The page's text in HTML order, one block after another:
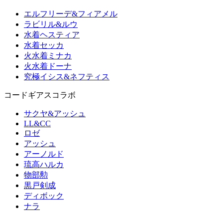
エルフリーデ&フィアメル
ラビリル&ルウ
水着ヘスティア
水着セッカ
火水着ミナカ
火水着ドーナ
究極イシス&ネフティス
コードギアスコラボ
サクヤ&アッシュ
LL&CC
ロゼ
アッシュ
アーノルド
琉高ハルカ
物部勲
黒戸剣成
ディボック
ナラ